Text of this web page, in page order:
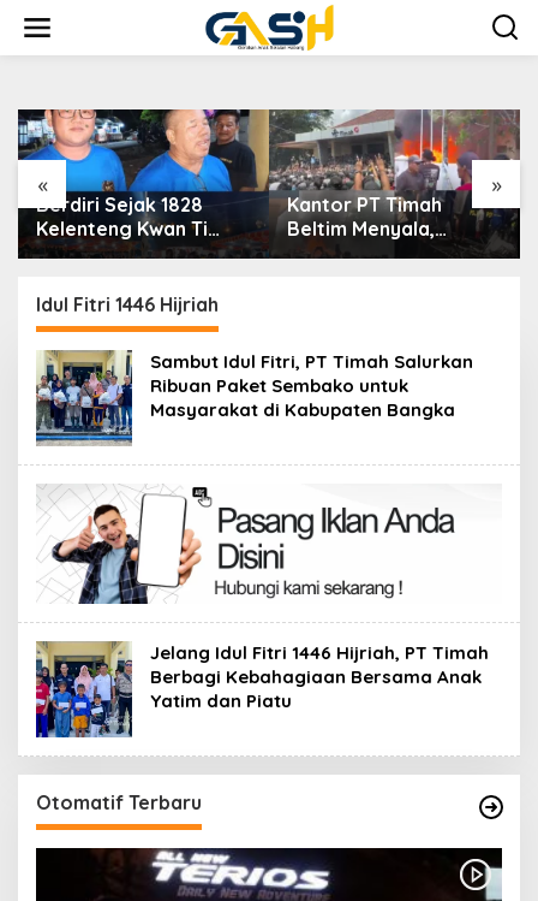
konten
« »
Berdiri Sejak 1828
Kelenteng Kwan Ti
Miau Kaposang
Acara Berlangsung
Meriah
Kantor PT Timah
Beltim Menyala,
Ribuan Penambang
Idul Fitri 1446 Hijriah
Sambut Idul Fitri, PT Timah Salurkan
Ribuan Paket Sembako untuk
Masyarakat di Kabupaten Bangka
Jelang Idul Fitri 1446 Hijriah, PT Timah
Berbagi Kebahagiaan Bersama Anak
Yatim dan Piatu
Otomatif Terbaru